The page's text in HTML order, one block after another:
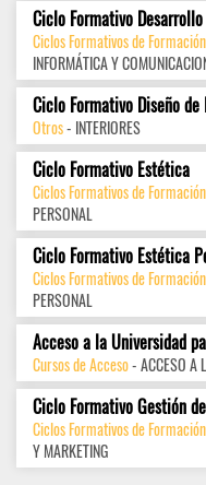
Ciclo Formativo
Ciclos Formativos de
INFORMÁTICA Y
Ciclo Formativo Diseño
Otros- INTERIORES
Ciclo Formativo Estética
Ciclos Formativos de
PERSONAL
Ciclo Formativo Estética
Ciclos Formativos de
PERSONAL
Acceso a la Universidad
Cursos de Acceso- ACCESO A
Ciclo Formativo Gestión
Ciclos Formativos de
Y MARKETING